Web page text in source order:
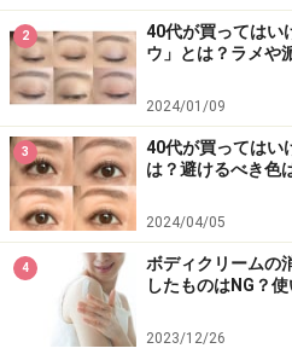
手頃な値段で、費用対効果が
やシワ、ほうれい線が気にな
ビーグレン QuSomeモイスチ
30g 7,560円（税込）／b.glen
2
40代が買ってはい
ウ」とは？ラメや
2024/01/09
3
40代が買ってはい
は？避けるべき色
2024/04/05
4
ボディクリームの
したものはNG？
2023/12/26